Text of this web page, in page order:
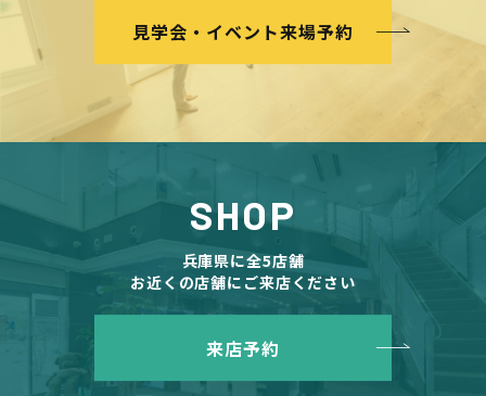
見学会・イベント来場予約
SHOP
兵庫県に全5店舗
お近くの店舗にご来店ください
来店予約